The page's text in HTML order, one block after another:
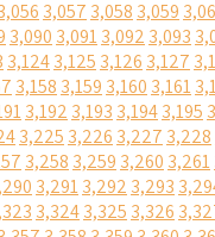
3,057 3,058 3,059
3,090 3,0913,092 3,093
3,1243,125 3,126 3,127
3,158 3,159 3,160 3,161
3,192 3,193 3,1943,195
3,225 3,226 3,227 3,228
3,258 3,259 3,260 3,261
3,2913,292 3,293
3,3243,325 3,326